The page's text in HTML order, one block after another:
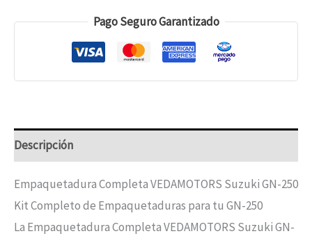
Pago Seguro Garantizado
Descripción
Empaquetadura Completa VEDAMOTORS Suzuki GN-250
Kit Completo de Empaquetaduras para tu GN-250
La Empaquetadura Completa VEDAMOTORS Suzuki GN-